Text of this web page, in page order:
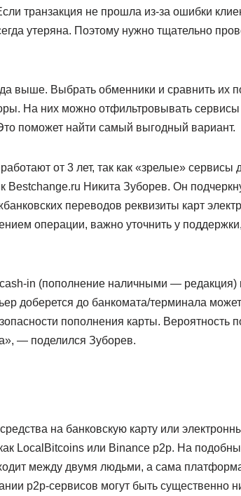
транзакция не прошла из-за ошибки
утеряна. Поэтому нужно тщательно
выше. Выбрать обменники и сравнить их
На них можно отфильтровывать
поможет найти самый выгодный вариант.
от 3 лет, так как «зрелые» сервисы
Bestchange.ru Никита Зуборев. Он
переводов реквизиты карт
операции, важно уточнить у
in (пополнение наличными —
доберется до банкомата/терминала
пополнения карты. Вероятность
— поделился Зуборев.
на банковскую карту или
LocalBitcoins или Binance p2p. На
между двумя людьми, а сама
p2p-сервисов могут быть существенно